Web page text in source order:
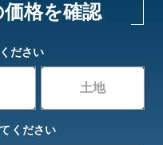
格を確認
ださい
土地
ください